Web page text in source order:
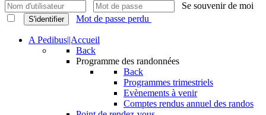
Se souvenir de moi
S'identifier Mot de passe perdu
A Pedibus||Accueil
Back
Programme des randonnées
Back
Programmes trimestriels
Evènements à venir
Comptes rendus annuel des randos